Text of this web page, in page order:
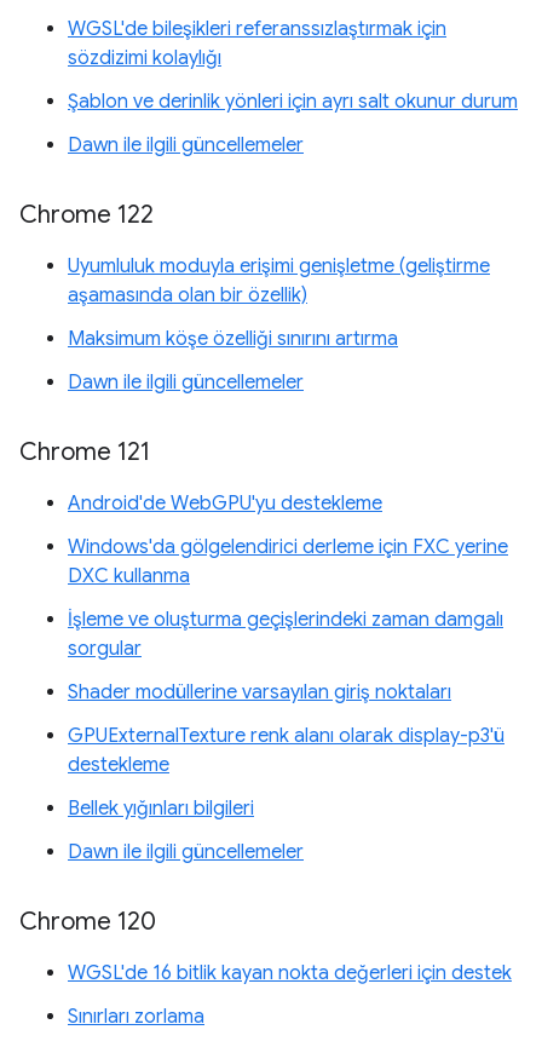
WGSL'de bileşikleri referanssızlaştırmak için
sözdizimi kolaylığı
Şablon ve derinlik yönleri için ayrı salt okunur durum
Dawn ile ilgili güncellemeler
Chrome 122
Uyumluluk moduyla erişimi genişletme (geliştirme
aşamasında olan bir özellik)
Maksimum köşe özelliği sınırını artırma
Dawn ile ilgili güncellemeler
Chrome 121
Android'de WebGPU'yu destekleme
Windows'da gölgelendirici derleme için FXC yerine
DXC kullanma
İşleme ve oluşturma geçişlerindeki zaman damgalı
sorgular
Shader modüllerine varsayılan giriş noktaları
GPUExternalTexture renk alanı olarak display-p3'ü
destekleme
Bellek yığınları bilgileri
Dawn ile ilgili güncellemeler
Chrome 120
WGSL'de 16 bitlik kayan nokta değerleri için destek
Sınırları zorlama